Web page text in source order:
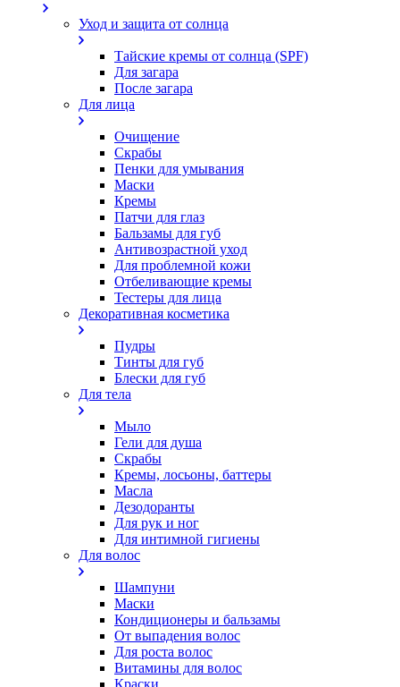
Уход и защита от солнца
Тайские кремы от солнца (SPF)
Для загара
После загара
Для лица
Очищение
Скрабы
Пенки для умывания
Маски
Кремы
Патчи для глаз
Бальзамы для губ
Антивозрастной уход
Для проблемной кожи
Oтбеливающие кремы
Тестеры для лица
Декоративная косметика
Пудры
Тинты для губ
Блески для губ
Для тела
Мыло
Гели для душа
Скрабы
Кремы, лосьоны, баттеры
Масла
Дезодоранты
Для рук и ног
Для интимной гигиены
Для волос
Шампуни
Маски
Кондиционеры и бальзамы
От выпадения волос
Для роста волос
Витамины для волос
Краски